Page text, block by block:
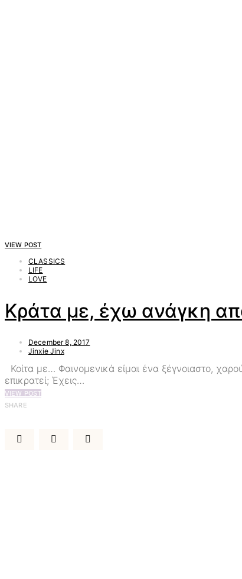
VIEW POST
CLASSICS
LIFE
LOVE
Κράτα με, έχω ανάγκη
December 8, 2017
Jinxie Jinx
Κοίτα με… Φαινομενικά είμαι ένα ξέγνοιαστο,
επικρατεί; Έχεις…
VIEW POST
SHARE